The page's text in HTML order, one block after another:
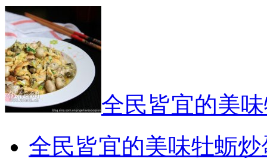
全民皆宜的美
全民皆宜的美味牡蛎炒